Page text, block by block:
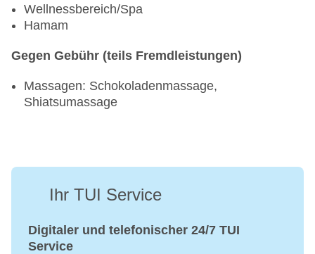
Wellnessbereich/Spa
Hamam
Gegen Gebühr (teils Fremdleistungen)
Massagen: Schokoladenmassage,
Shiatsumassage
Ihr TUI Service
Digitaler und telefonischer 24/7 TUI
Service